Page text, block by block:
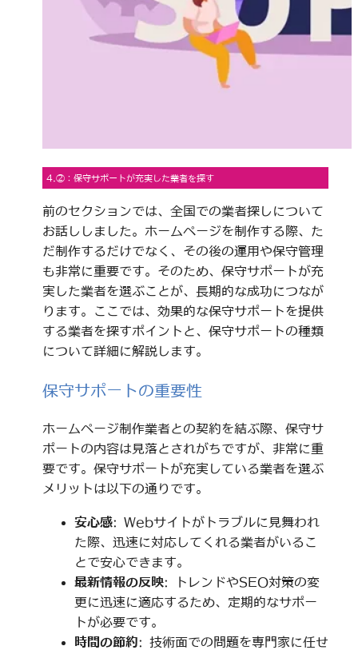
4.②：保守サポートが充実した業者を探す
前のセクションでは、全国での業者探しについて
お話ししました。ホームページを制作する際、た
だ制作するだけでなく、その後の運用や保守管理
も非常に重要です。そのため、保守サポートが充
実した業者を選ぶことが、長期的な成功につなが
ります。ここでは、効果的な保守サポートを提供
する業者を探すポイントと、保守サポートの種類
について詳細に解説します。
保守サポートの重要性
ホームページ制作業者との契約を結ぶ際、保守サ
ポートの内容は見落とされがちですが、非常に重
要です。保守サポートが充実している業者を選ぶ
メリットは以下の通りです。
安心感: Webサイトがトラブルに見舞われ
た際、迅速に対応してくれる業者がいるこ
とで安心できます。
最新情報の反映: トレンドやSEO対策の変
更に迅速に適応するため、定期的なサポー
トが必要です。
時間の節約: 技術面での問題を専門家に任せ